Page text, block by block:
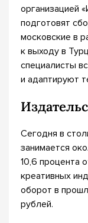
организацией
подготовят
московские в
к выходу в
специалисты
и адаптируют
Сегодня в
занимается
10,6 процента
креативных
оборот в
рублей.